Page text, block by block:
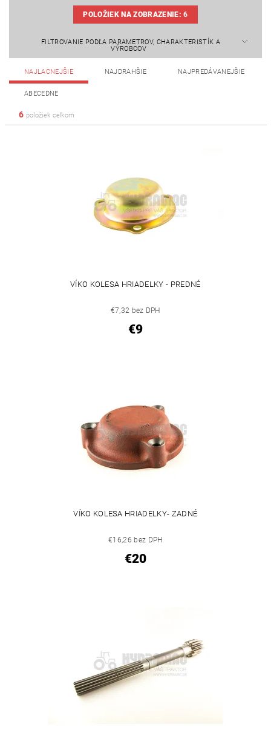
POLOŽIEK NA ZOBRAZENIE:6
FILTROVANIE PODĽA PARAMETROV, CHARAKTERISTÍK A
VÝROBCOV
NAJLACNEJŠIE NAJDRAHŠIE NAJPREDÁVANEJŠIE
ABECEDNE
6 položiek celkom
VÍKO KOLESA HRIADELKY - PREDNÉ
€7,32 bez DPH
€9
VÍKO KOLESA HRIADELKY- ZADNÉ
€16,26 bez DPH
€20